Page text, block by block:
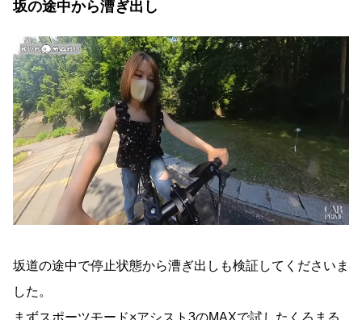
坂の途中から漕ぎ出し
坂道の途中で停止状態から漕ぎ出しも検証してくださいま
した。
まずスポーツモード×アシスト3のMAXで試したくろまる